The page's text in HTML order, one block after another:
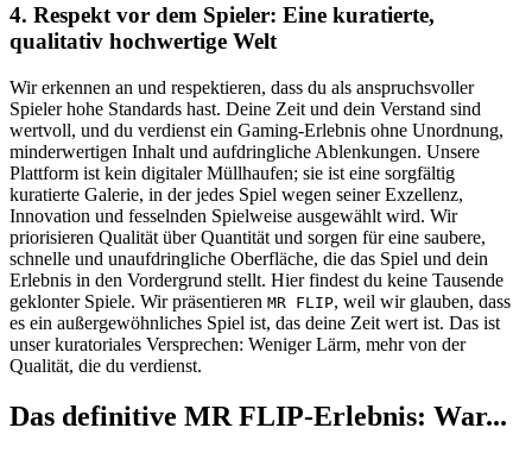
4. Respekt vor dem Spieler: Eine kuratierte,
qualitativ hochwertige Welt
Wir erkennen an und respektieren, dass du als anspruchsvoller
Spieler hohe Standards hast. Deine Zeit und dein Verstand sind
wertvoll, und du verdienst ein Gaming-Erlebnis ohne Unordnung,
minderwertigen Inhalt und aufdringliche Ablenkungen. Unsere
Plattform ist kein digitaler Müllhaufen; sie ist eine sorgfältig
kuratierte Galerie, in der jedes Spiel wegen seiner Exzellenz,
Innovation und fesselnden Spielweise ausgewählt wird. Wir
priorisieren Qualität über Quantität und sorgen für eine saubere,
schnelle und unaufdringliche Oberfläche, die das Spiel und dein
Erlebnis in den Vordergrund stellt. Hier findest du keine Tausende
geklonter Spiele. Wir präsentieren MR FLIP, weil wir glauben, dass
es ein außergewöhnliches Spiel ist, das deine Zeit wert ist. Das ist
unser kuratoriales Versprechen: Weniger Lärm, mehr von der
Qualität, die du verdienst.
Das definitive MR FLIP-Erlebnis: War...